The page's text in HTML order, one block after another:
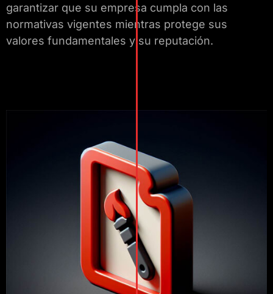
garantizar que su empresa cumpla con las
normativas vigentes mientras protege sus
valores fundamentales y su reputación.